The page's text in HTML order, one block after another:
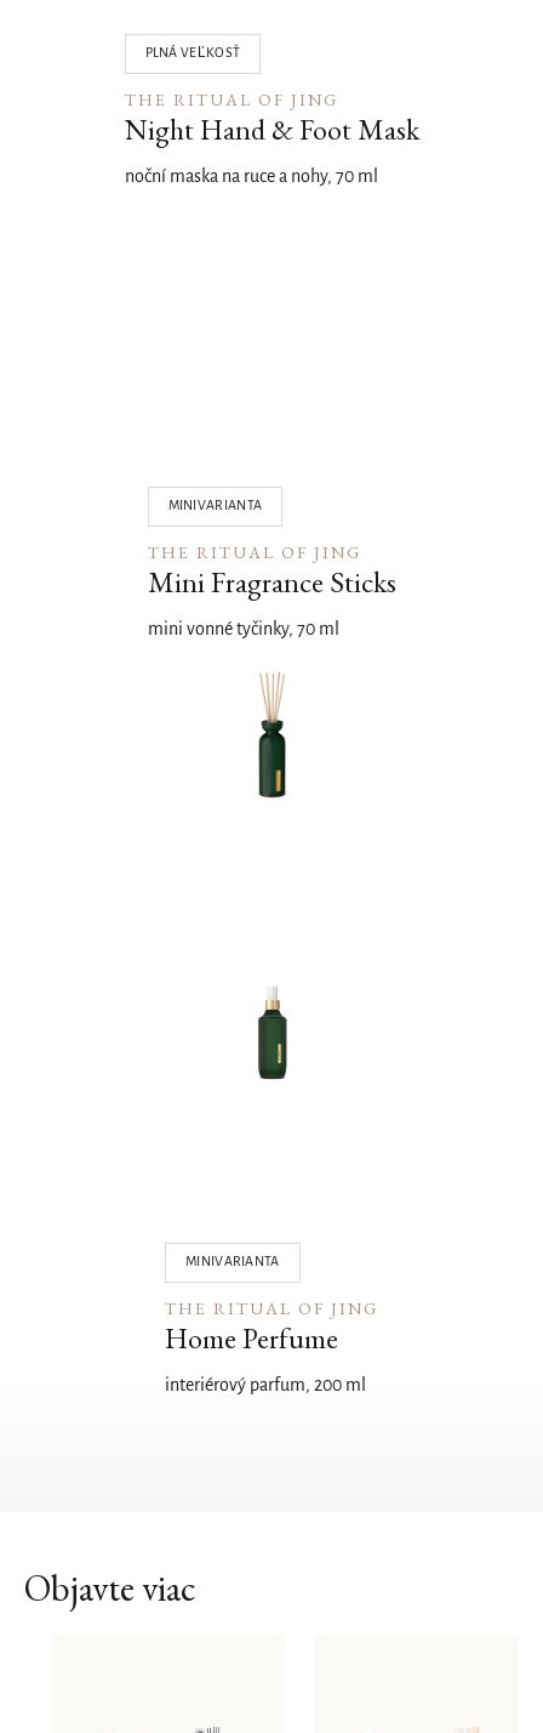
PLNÁ VEĽKOSŤ
THE RITUAL OF JING
Night Hand & Foot Mask
noční maska na ruce a nohy, 70 ml
MINIVARIANTA
THE RITUAL OF JING
Mini Fragrance Sticks
mini vonné tyčinky, 70 ml
MINIVARIANTA
THE RITUAL OF JING
Home Perfume
interiérový parfum, 200 ml
Objavte viac